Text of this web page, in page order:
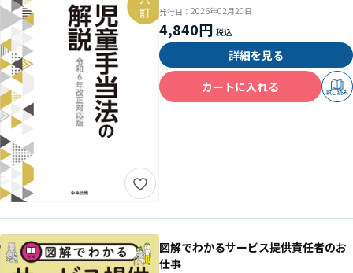
発行日： 2026年02月20日
4,840円
詳細を見る
カートに入れる
試し読み
図解でわかるサービス提供責任者のお
仕事